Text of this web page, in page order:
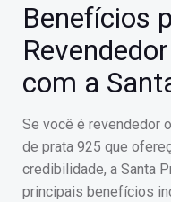
Benefícios
com a
Se você é revendedor
de prata 925 que
credibilidade, a Santa
principais benefícios